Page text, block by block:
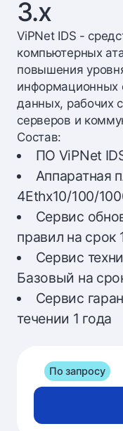
3.x
ViPNet IDS -
компьютерных
повышения
информационных
данных, рабочих
серверов и
Состав:
ПО ViPNet
Аппаратная
4Ethx10/100/
Сервис
правил на срок
Сервис
Базовый на
Сервис
течении 1 года
По запросу